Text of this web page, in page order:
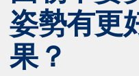
姿勢有更
果？